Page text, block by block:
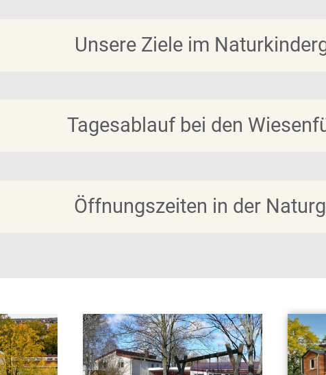
Unsere Ziele im
Tagesablauf bei den
Öffnungszeiten in der